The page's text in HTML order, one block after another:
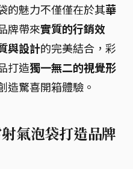
的魅力不僅僅在於其華
牌帶來實質的行銷效
與設計的完美結合，彩
打造獨一無二的視覺形
造驚喜開箱體驗。
氣泡袋打造品牌